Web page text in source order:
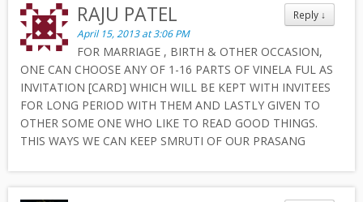
Reply ↓
RAJU PATEL
April 15, 2013 at 3:06 PM
FOR MARRIAGE , BIRTH & OTHER OCCASION,
ONE CAN CHOOSE ANY OF 1-16 PARTS OF VINELA FUL AS
INVITATION [CARD] WHICH WILL BE KEPT WITH INVITEES
FOR LONG PERIOD WITH THEM AND LASTLY GIVEN TO
OTHER SOME ONE WHO LIKE TO READ GOOD THINGS.
THIS WAYS WE CAN KEEP SMRUTI OF OUR PRASANG